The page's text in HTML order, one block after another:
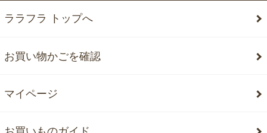
ララフラ トップへ
お買い物かごを確認
マイページ